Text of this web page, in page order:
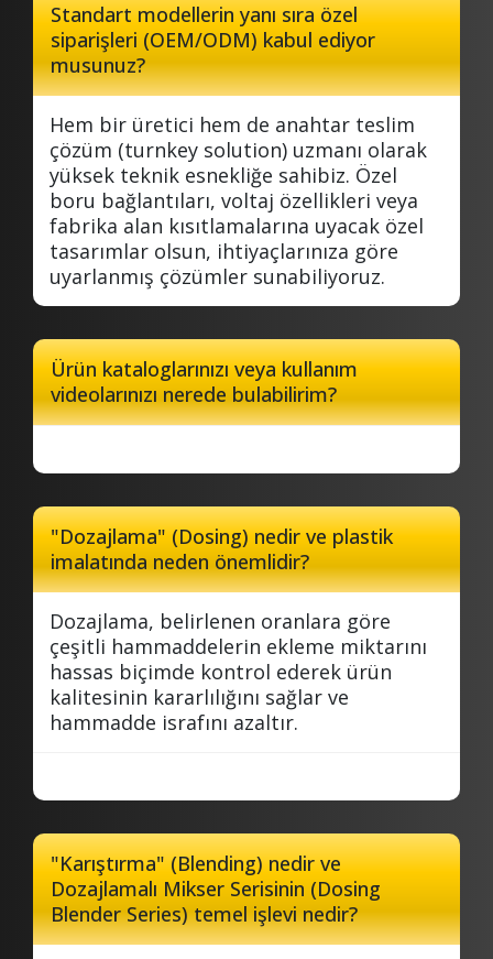
Standart modellerin yanı sıra özel
siparişleri (OEM/ODM) kabul ediyor
musunuz?
Hem bir üretici hem de anahtar teslim
çözüm (turnkey solution) uzmanı olarak
yüksek teknik esnekliğe sahibiz. Özel
boru bağlantıları, voltaj özellikleri veya
fabrika alan kısıtlamalarına uyacak özel
tasarımlar olsun, ihtiyaçlarınıza göre
uyarlanmış çözümler sunabiliyoruz.
Ürün kataloglarınızı veya kullanım
videolarınızı nerede bulabilirim?
"Dozajlama" (Dosing) nedir ve plastik
imalatında neden önemlidir?
Dozajlama, belirlenen oranlara göre
çeşitli hammaddelerin ekleme miktarını
hassas biçimde kontrol ederek ürün
kalitesinin kararlılığını sağlar ve
hammadde israfını azaltır.
"Karıştırma" (Blending) nedir ve
Dozajlamalı Mikser Serisinin (Dosing
Blender Series) temel işlevi nedir?